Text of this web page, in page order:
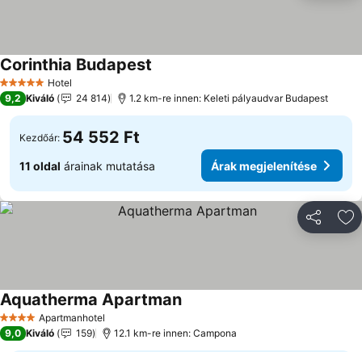
5 KategóriaHotel
Corinthia Budapest
9,2 Kiváló 24 814 1.2 km-re innen: Keleti pályaudvar Budapest
Kezdőár: 54 552 Ft
11 oldal árainak mutatása Árak megjelenítése
4 KategóriaApartmanhotel
Aquatherma ApartmanÁrak megjelenítése
9,0 Kiváló 159 12.1 km-re innen: Campona